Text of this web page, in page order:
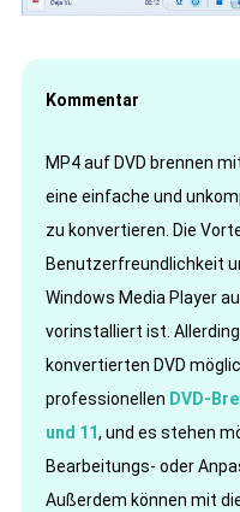
Kommentar
MP4 auf DVD brennen
eine einfache und
zu konvertieren. Die
Benutzerfreundlichkeit
Windows Media Player
vorinstalliert ist.
konvertierten DVD
professionellen DVD-
und 11, und es stehen
Bearbeitungs- oder
Außerdem können mit